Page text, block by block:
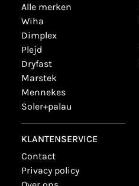
alle merken
wiha
dimplex
plejd
dryfast
marstek
mennekes
soler+palau
KLANTENSERVICE
contact
privacy policy